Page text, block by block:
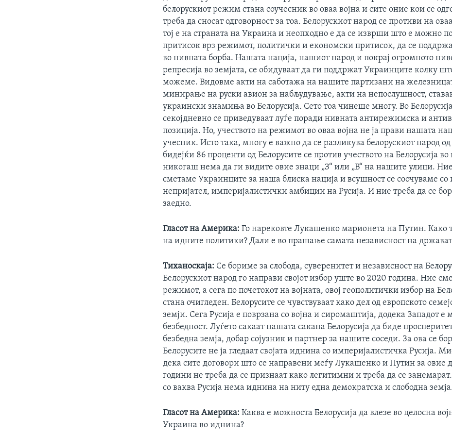
белорускиот режим стана соучесник во оваа војна и сите оние кои се
треба да сносат одговорност за тоа. Белорускиот народ се противи на
тој е на страната на Украина и неопходно е да се изврши што е можно
притисок врз режимот, политички и економски притисок, да се
во нивната борба. Нашата нација, нашиот народ и покрај огромното
репресија во земјата, се обидуваат да ги поддржат Украинците колку
можеме. Видовме акти на саботажа на нашите партизани на
минирање на руски авион за набљудување, акти на непослушност,
украински знамиња во Белорусија. Сето тоа чинеше многу. Во Белорусија
секојдневно се приведуваат луѓе поради нивната антирежимска и
позиција. Но, учеството на режимот во оваа војна не ја прави нашата
учесник. Исто така, многу е важно да се разликува белорускиот народ од
бидејќи 86 проценти од Белорусите се против учеството на Белорусија во
никогаш нема да ги видите овие знаци „З“ или „В“ на нашите улици.
сметаме Украинците за наша блиска нација и всушност се соочуваме со
непријател, империјалистички амбиции на Русија. И ние треба да се
заедно.
Гласот на Америка:Го нарековте Лукашенко марионета на Путин. Како
на идните политики? Дали е во прашање самата независност на
Тиханоскаја: Се бориме за слобода, суверенитет и независност на
Белорускиот народ го направи својот избор уште во 2020 година. Ние
режимот, а сега по почетокот на војната, овој геополитички избор на
стана очигледен. Белорусите се чувствуваат како дел од европското
земји. Сега Русија е поврзана со војна и сиромаштија, додека Западот е
безбедност. Луѓето сакаат нашата сакана Белорусија да биде
безбедна земја, добар сојузник и партнер за нашите соседи. За ова се
Белорусите не ја гледаат својата иднина со империјалистичка Русија.
дека сите договори што се направени меѓу Лукашенко и Путин за овие
години не треба да се признаат како легитимни и треба да се
со ваква Русија нема иднина на ниту една демократска и слободна
Гласот на Америка:Каква е можноста Белорусија да влезе во целосна
Украина во иднина?